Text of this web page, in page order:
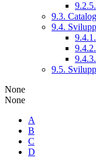
9.3.
9.4.
9.5.
None
None
A
B
C
D